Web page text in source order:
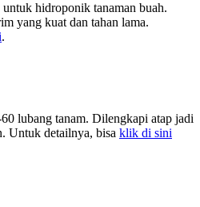
hidroponik tanaman buah.
yang kuat dan tahan lama.
.
lubang tanam. Dilengkapi atap jadi
Untuk detailnya, bisa klik di sini